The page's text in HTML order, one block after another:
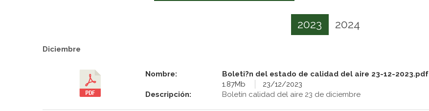
2023 2024
Diciembre
Nombre:
Boleti?n del estado de calidad del aire 23-12-2023.pdf
1.87Mb
23/12/2023
Descripción:
Boletín calidad del aire 23 de diciembre